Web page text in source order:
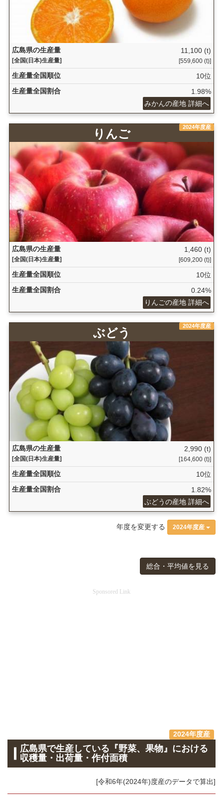
広島県の生産量
[全国(日本)生産量]
11,100 (t)
[559,600 (t)]
生産量全国順位
10位
生産量全国割合
1.98%
みかんの産地 詳細へ
2024年度産
りんご
広島県の生産量
[全国(日本)生産量]
1,460 (t)
[609,200 (t)]
生産量全国順位
10位
生産量全国割合
0.24%
りんごの産地 詳細へ
2024年度産
ぶどう
広島県の生産量
[全国(日本)生産量]
2,990 (t)
[164,600 (t)]
生産量全国順位
10位
生産量全国割合
1.82%
ぶどうの産地 詳細へ
年度を変更する 2024年度産
総合・平均値を見る
Sponsored Link
2024年度産
広島県で生産している『野菜、果物』における
収穫量・出荷量・作付面積
[令和6年(2024年)度産のデータで算出]